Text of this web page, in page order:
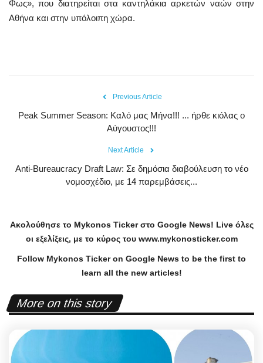
Φως», που διατηρείται στα καντηλάκια αρκετών ναών στην
Αθήνα και στην υπόλοιπη χώρα.
Previous Article
Peak Summer Season: Kαλό μας Μήνα!!! ... ήρθε κιόλας ο
Αύγουστος!!!
Next Article
Anti-Bureaucracy Draft Law: Σε δημόσια διαβούλευση το νέο
νομοσχέδιο, με 14 παρεμβάσεις...
Ακολούθησε το Mykonos Tickerστο Google News! Liveόλες
οι εξελίξεις, με το κύρος του www.mykonosticker.com
Follow Mykonos Ticker on Google News to be the first to
learn all the new articles!
More on this story